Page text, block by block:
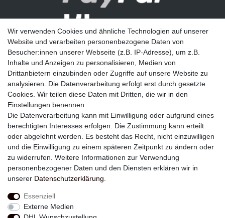
Newsletter
E-MAIL **
Einwilligung kann ich jederzeit widerrufen.**
Abonnieren
Widerrufs­recht Widerrufs­formular
Wir verwenden Cookies und ähnliche Technologien auf unserer
Website und verarbeiten personenbezogene Daten von
Besucher:innen unserer Webseite (z.B. IP-Adresse), um z.B.
Inhalte und Anzeigen zu personalisieren, Medien von
Drittanbietern einzubinden oder Zugriffe auf unsere Website zu
analysieren. Die Datenverarbeitung erfolgt erst durch gesetzte
Cookies. Wir teilen diese Daten mit Dritten, die wir in den
Einstellungen benennen.
Die Datenverarbeitung kann mit Einwilligung oder aufgrund eines
berechtigten Interesses erfolgen. Die Zustimmung kann erteilt
oder abgelehnt werden. Es besteht das Recht, nicht einzuwilligen
und die Einwilligung zu einem späteren Zeitpunkt zu ändern oder
zu widerrufen. Weitere Informationen zur Verwendung
personenbezogener Daten und den Diensten erklären wir in
unserer Daten­schutz­erklärung
Essenziell
Externe Medien